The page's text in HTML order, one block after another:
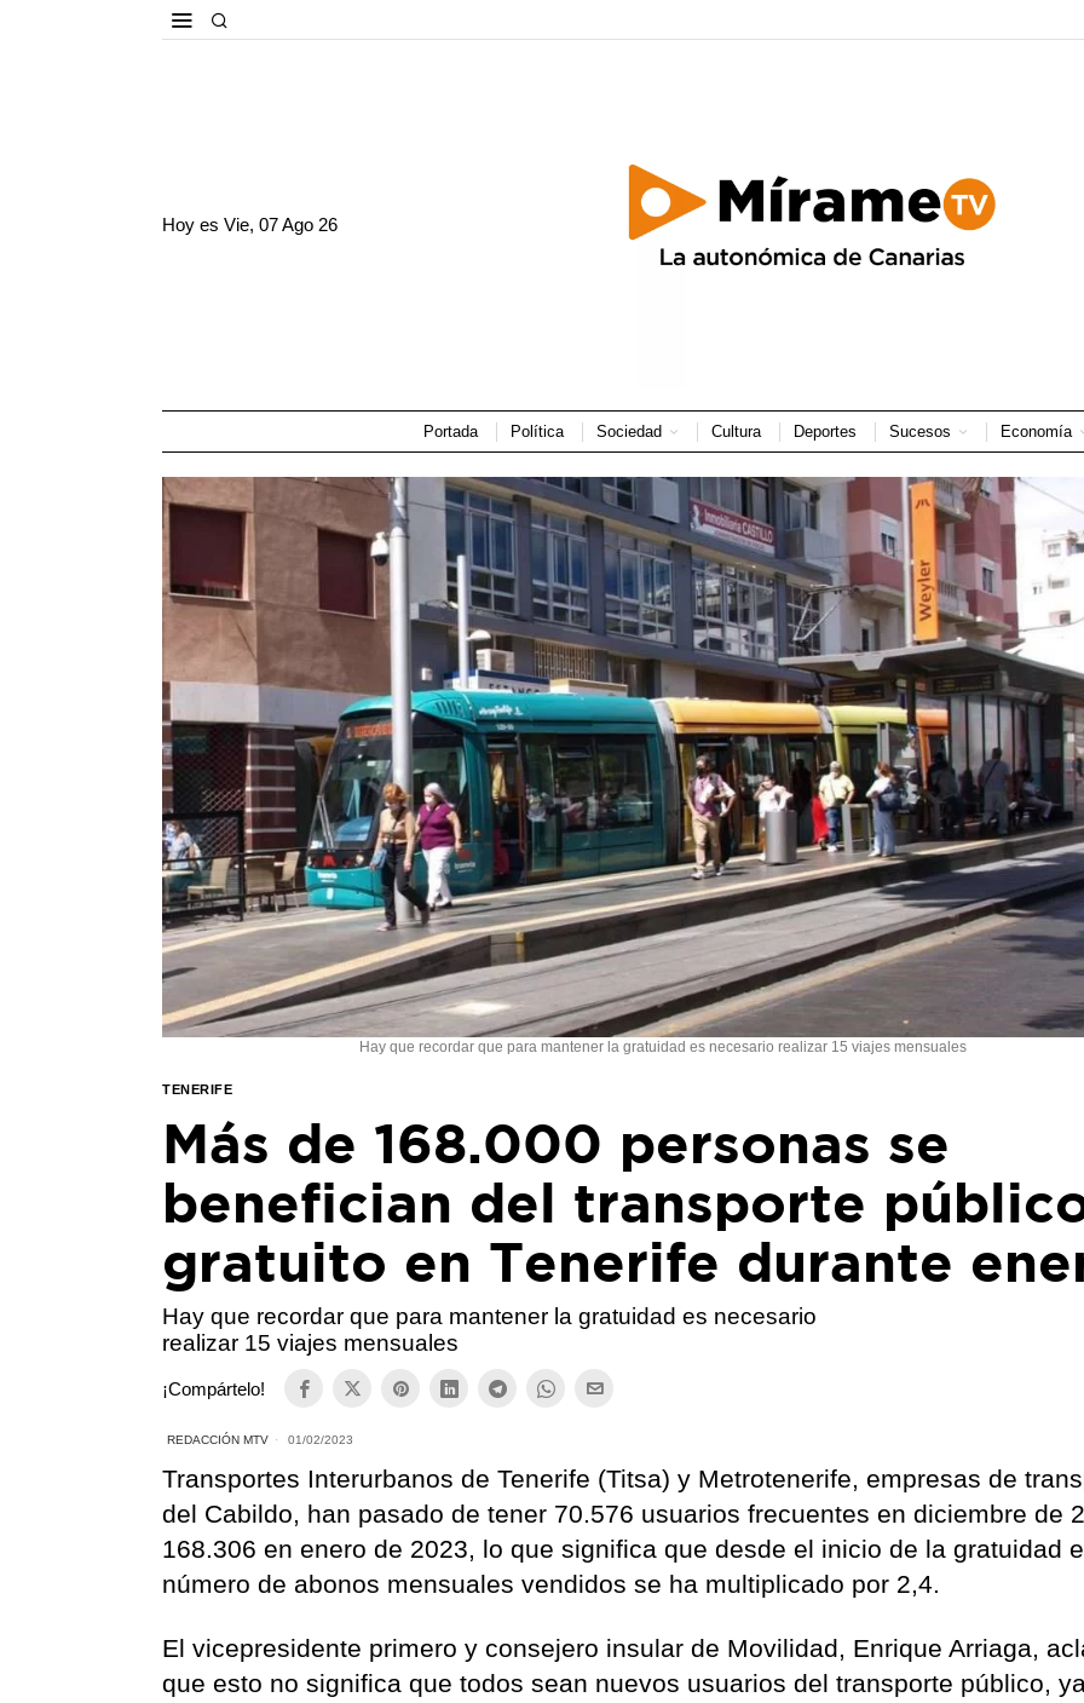
Hoy esVie, 07 Ago 26
Portada Política Sociedad Cultura Deportes Sucesos Economía
Hay que recordar que para mantener la gratuidad es necesario realizar 15 viajes mensuales
TENERIFE
Más de 168.000 personas se
benefician del transporte
gratuito en Tenerife durante
Hay que recordar que para mantener la gratuidad es necesario
realizar 15 viajes mensuales
¡Compártelo!
REDACCIÓN MTV 01/02/2023
Transportes Interurbanos de Tenerife (Titsa) y Metrotenerife, empresas de
del Cabildo, han pasado de tener 70.576 usuarios frecuentes en diciembre de
168.306 en enero de 2023, lo que significa que desde el inicio de la gratuidad
número de abonos mensuales vendidos se ha multiplicado por 2,4.
El vicepresidente primero y consejero insular de Movilidad, Enrique Arriaga,
que esto no significa que todos sean nuevos usuarios del transporte público,